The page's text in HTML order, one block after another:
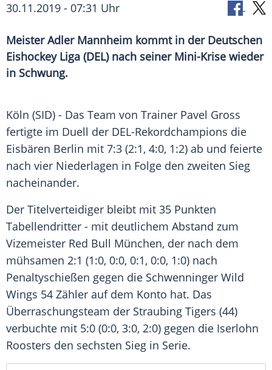
30.11.2019 - 07:31 Uhr
Meister Adler Mannheim kommt in der Deutschen
Eishockey Liga (DEL) nach seiner Mini-Krise wieder
in Schwung.
Köln (SID) - Das Team von Trainer Pavel Gross
fertigte im Duell der DEL-Rekordchampions die
Eisbären Berlin mit 7:3 (2:1, 4:0, 1:2) ab und feierte
nach vier Niederlagen in Folge den zweiten Sieg
nacheinander.
Der Titelverteidiger bleibt mit 35 Punkten
Tabellendritter - mit deutlichem Abstand zum
Vizemeister Red Bull München, der nach dem
mühsamen 2:1 (1:0, 0:0, 0:1, 0:0, 1:0) nach
Penaltyschießen gegen die Schwenninger Wild
Wings 54 Zähler auf dem Konto hat. Das
Überraschungsteam der Straubing Tigers (44)
verbuchte mit 5:0 (0:0, 3:0, 2:0) gegen die Iserlohn
Roosters den sechsten Sieg in Serie.